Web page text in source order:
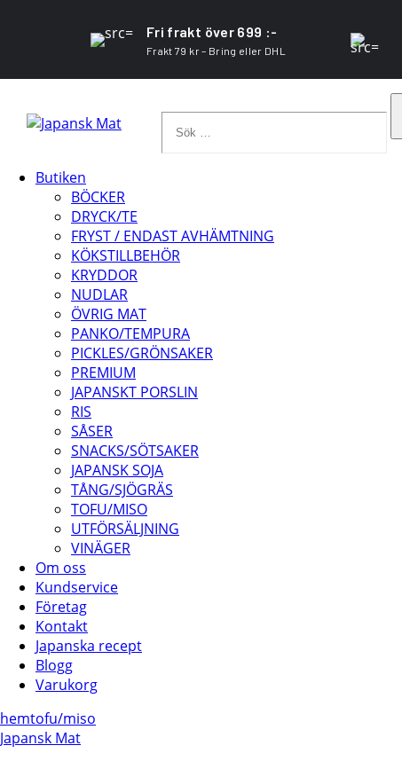
Fri frakt över 699 :-
Frakt 79 kr – Bring eller DHL
Butiken
BÖCKER
DRYCK/TE
FRYST / ENDAST AVHÄMTNING
KÖKSTILLBEHÖR
KRYDDOR
NUDLAR
ÖVRIG MAT
PANKO/TEMPURA
PICKLES/GRÖNSAKER
PREMIUM
JAPANSKT PORSLIN
RIS
SÅSER
SNACKS/SÖTSAKER
JAPANSK SOJA
TÅNG/SJÖGRÄS
TOFU/MISO
UTFÖRSÄLJNING
VINÄGER
Om oss
Kundservice
Företag
Kontakt
Japanska recept
Blogg
Varukorg
hemtofu/miso
Japansk Mat